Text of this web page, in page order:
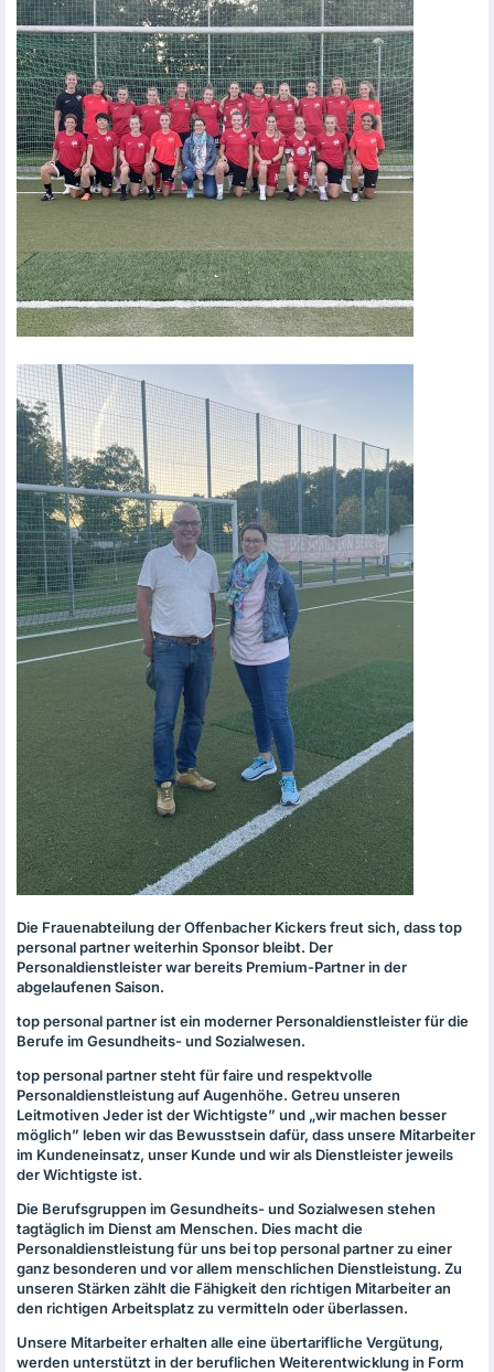
Die Frauenabteilung der Offenbacher Kickers freut sich, dass top
personal partner weiterhin Sponsor bleibt. Der
Personaldienstleister war bereits Premium-Partner in der
abgelaufenen Saison.
top personal partner ist ein moderner Personaldienstleister für die
Berufe im Gesundheits- und Sozialwesen.
top personal partner steht für faire und respektvolle
Personaldienstleistung auf Augenhöhe. Getreu unseren
Leitmotiven Jeder ist der Wichtigste” und „wir machen besser
möglich” leben wir das Bewusstsein dafür, dass unsere Mitarbeiter
im Kundeneinsatz, unser Kunde und wir als Dienstleister jeweils
der Wichtigste ist.
Die Berufsgruppen im Gesundheits- und Sozialwesen stehen
tagtäglich im Dienst am Menschen. Dies macht die
Personaldienstleistung für uns bei top personal partner zu einer
ganz besonderen und vor allem menschlichen Dienstleistung. Zu
unseren Stärken zählt die Fähigkeit den richtigen Mitarbeiter an
den richtigen Arbeitsplatz zu vermitteln oder überlassen.
Unsere Mitarbeiter erhalten alle eine übertarifliche Vergütung,
werden unterstützt in der beruflichen Weiterentwicklung in Form